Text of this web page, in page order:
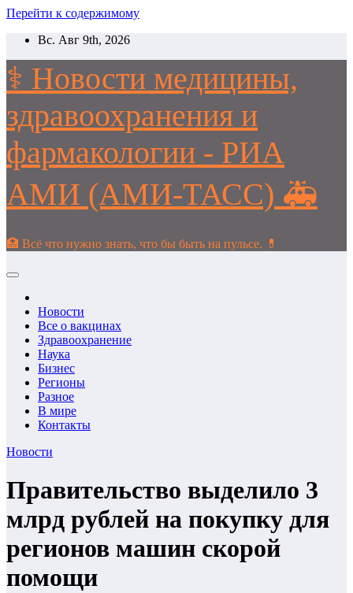
Перейти к содержимому
Вс. Авг 9th, 2026
⚕️ Новости медицины,
здравоохранения и
фармакологии - РИА
АМИ (АМИ-ТАСС) 🚑
🏥 Всё что нужно знать, что бы быть на пульсе. 💊
Новости
Все о вакцинах
Здравоохранение
Наука
Бизнес
Регионы
Разное
В мире
Контакты
Новости
Правительство выделило 3
млрд рублей на покупку для
регионов машин скорой
помощи